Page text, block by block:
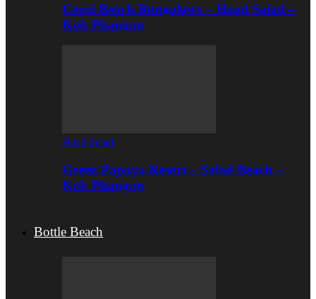
Coral Beach Bungalows – Haad Salad –
Koh Phangan
Haad Salad
Green Papaya Resort – Salad Beach –
Koh Phangan
Bottle Beach